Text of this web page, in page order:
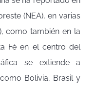
(NEA), en varias
como también en la
Fé en el centro del
se extiende a
Bolivia, Brasil y